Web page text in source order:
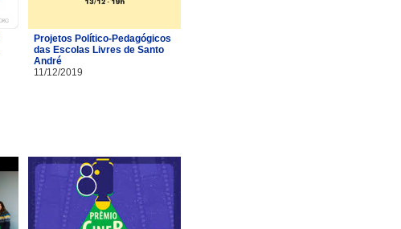
Projetos Político-Pedagógicos
das Escolas Livres de Santo
André
11/12/2019